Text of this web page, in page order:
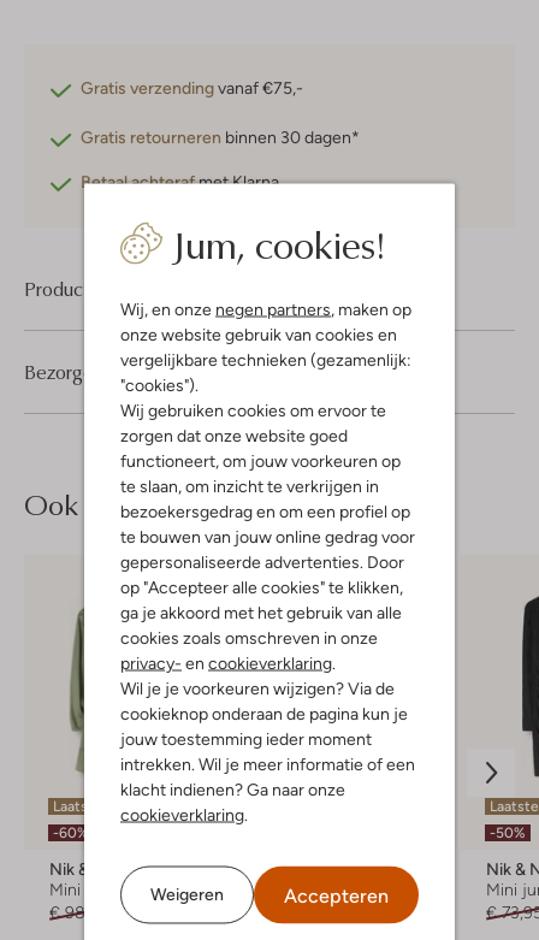
Jum, cookies!
Wij, en onze negen partners , maken op
onze website gebruik van cookies en
vergelijkbare technieken (gezamenlijk:
"cookies").
Wij gebruiken cookies om ervoor te
zorgen dat onze website goed
functioneert, om jouw voorkeuren op
te slaan, om inzicht te verkrijgen in
bezoekersgedrag en om een profiel op
te bouwen van jouw online gedrag voor
gepersonaliseerde advertenties. Door
op "Accepteer alle cookies" te klikken,
ga je akkoord met het gebruik van alle
cookies zoals omschreven in onze
privacy- en cookieverklaring
Wil je je voorkeuren wijzigen? Via de
cookieknop onderaan de pagina kun je
jouw toestemming ieder moment
intrekken. Wil je meer informatie of een
klacht indienen? Ga naar onze
cookieverklaring
Weigeren Accepteren
Gratis verzendingvanaf €75,-
Gratis retourneren binnen 30 dagen*
Betaal achterafmet Klarna
Product informatie
Bezorgen & retourneren
Ook iets voor jou?
Laatste item
-60%
Nik & Nik
Mini jurk
€ 98,95
€ 39,99
Nik & Nik
Mini jurk
€ 48,99
-50%
Nik &
Mini
€